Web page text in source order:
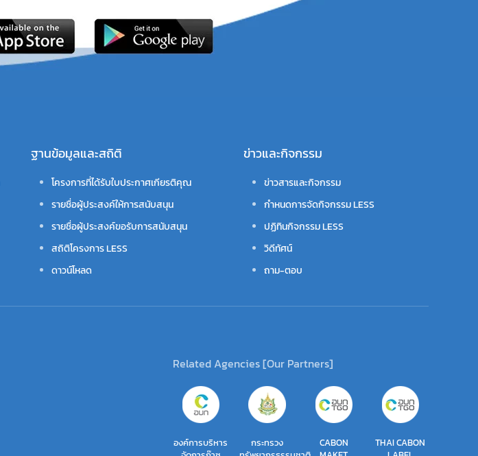
ฐานข้อมูลและสถิติ
โครงการที่ได้รับใบประกาศเกียรติคุณ
รายชื่อผู้ประสงค์ให้การสนับสนุน
รายชื่อผู้ประสงค์ขอรับการสนับสนุน
สถิติโครงการ LESS
ดาวน์โหลด
ข่าวและกิจกรรม
ข่าวสารและกิจกรรม
กำหนดการจัดกิจกรรม LESS
ปฏิทินกิจกรรม LESS
วิดีทัศน์
ถาม-ตอบ
Related Agencies [Our Partners]
องค์การบริหาร
กระทรวง
CABON
THAI CABON